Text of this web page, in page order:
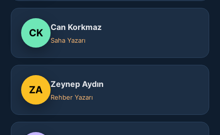
CK
Can Korkmaz
Saha Yazarı
ZA
Zeynep Aydın
Rehber Yazarı